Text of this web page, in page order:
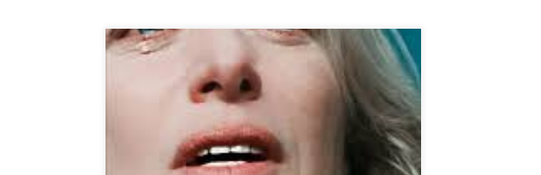
Prova di maturità anche per Marcello Duse
non è solamente un’opera capace di
esaltare, se mai ce ne sia stato bisogno, le
infinite doti attoriali di Valeria Bruni Tedeschi.
È anche una prova di definitiva maturità per il
suo creatore, Pietro Marcello, da tempo uno